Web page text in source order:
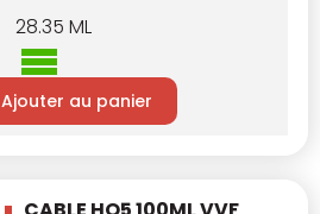
28.35 ML
Ajouter au panier